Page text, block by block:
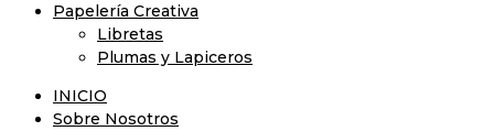
Papelería Creativa
Libretas
Plumas y Lapiceros
INICIO
Sobre Nosotros